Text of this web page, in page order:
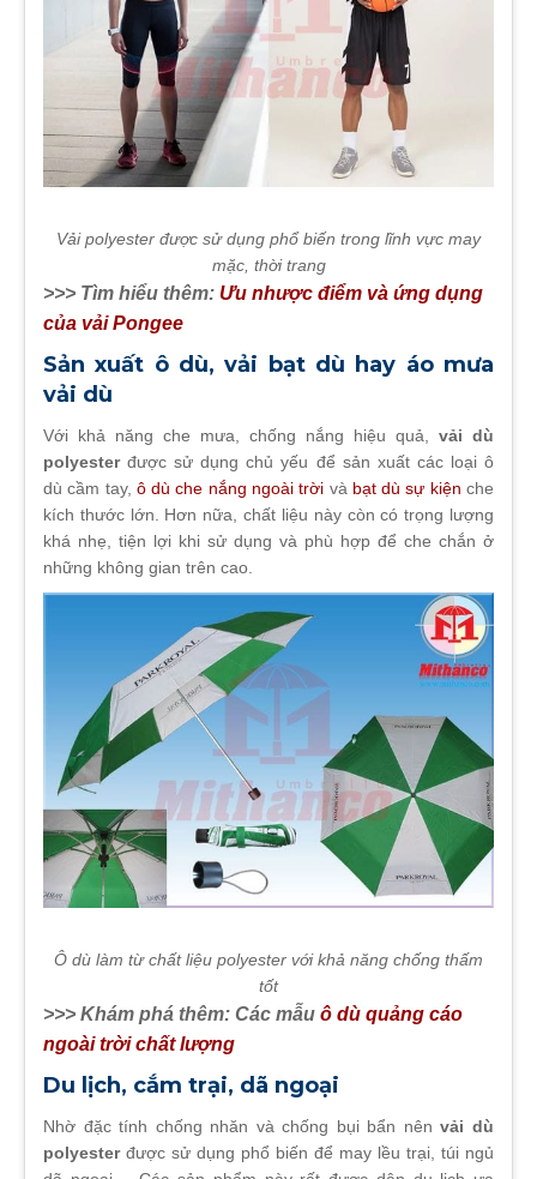
Vải polyester được sử dụng phổ biến trong lĩnh vực may
mặc, thời trang
>>> Tìm hiểu thêm: Ưu nhược điểm và ứng dụng
của vải Pongee
Sản xuất ô dù, vải bạt dù hay áo mưa
vải dù
Với khả năng che mưa, chống nắng hiệu quả, vải dù
polyesterđược sử dụng chủ yếu để sản xuất các loại ô
dù cầm tay, ô dù che nắng ngoài trời và bạt dù sự kiện che
kích thước lớn. Hơn nữa, chất liệu này còn có trọng lượng
khá nhẹ, tiện lợi khi sử dụng và phù hợp để che chắn ở
những không gian trên cao.
Ô dù làm từ chất liệu polyester với khả năng chống thấm
tốt
>>> Khám phá thêm: Các mẫu ô dù quảng cáo
ngoài trời chất lượng
Du lịch, cắm trại, dã ngoại
Nhờ đặc tính chống nhăn và chống bụi bẩn nênvải dù
polyesterđược sử dụng phổ biến để may lều trại, túi ngủ